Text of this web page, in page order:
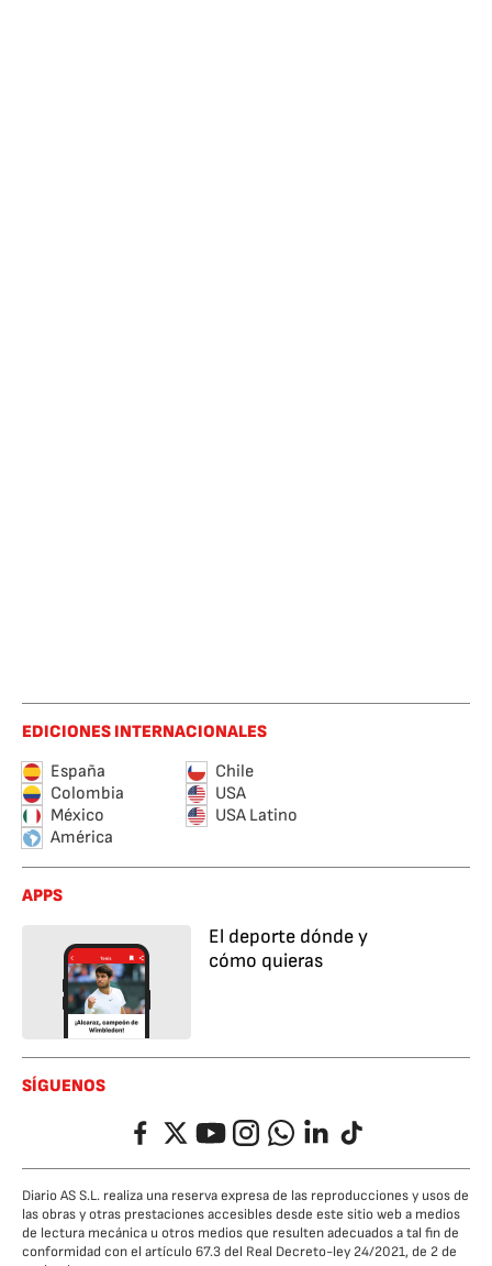
EDICIONES INTERNACIONALES
España
Chile
Colombia
USA
México
USA Latino
América
APPS
El deporte dónde y
cómo quieras
SÍGUENOS
FacebookTwitterYouTubeInstagramWhatsappLinkedIn
TikTok
Diario AS S.L. realiza una reserva expresa de las reproducciones y usos de
las obras y otras prestaciones accesibles desde este sitio web a medios
de lectura mecánica u otros medios que resulten adecuados a tal fin de
conformidad con el artículo 67.3 del Real Decreto-ley 24/2021, de 2 de